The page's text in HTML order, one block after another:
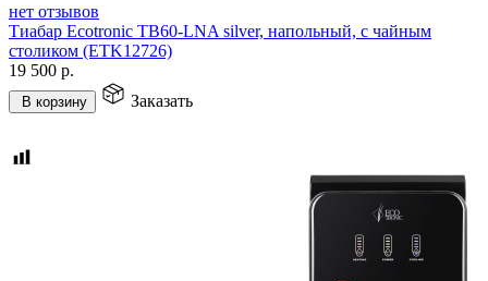
нет отзывов
Тиабар Ecotronic TB60-LNA silver, напольный, с чайным
столиком (ETK12726)
19 500 р.
В корзину Заказать